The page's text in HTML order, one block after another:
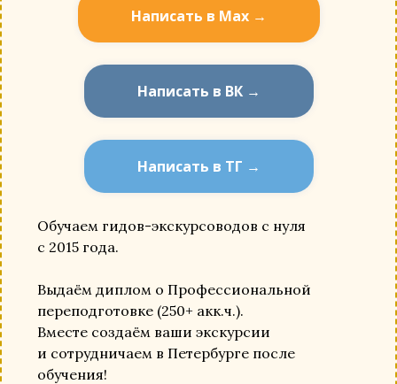
Написать в Мах →
Написать в ВК →
Написать в ТГ →
Обучаем гидов-экскурсоводов с нуля
с 2015 года.
Выдаём диплом о Профессиональной
переподготовке (250+ акк.ч.).
Вместе создаём ваши экскурсии
и сотрудничаем в Петербурге после
обучения!